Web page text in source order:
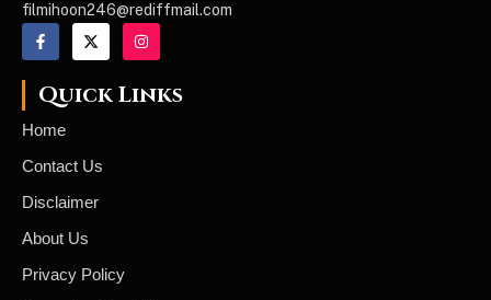
filmihoon246@rediffmail.com
Quick Links
Home
Contact Us
Disclaimer
About Us
Privacy Policy